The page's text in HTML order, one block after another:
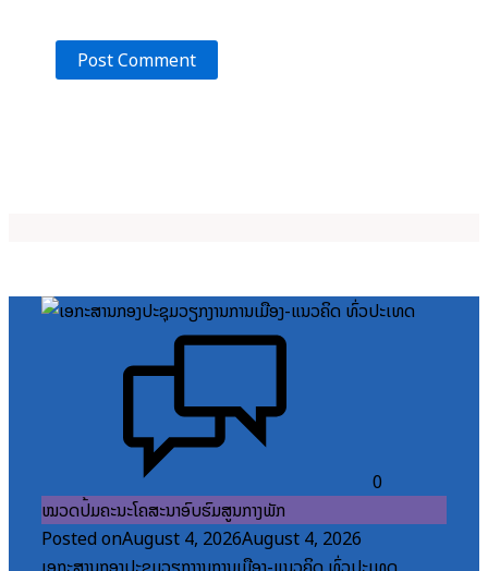
0
ໝວດປື້ມຄະນະໂຄສະນາອົບຮົມສູນກາງພັກ
Posted onAugust 4, 2026August 4, 2026